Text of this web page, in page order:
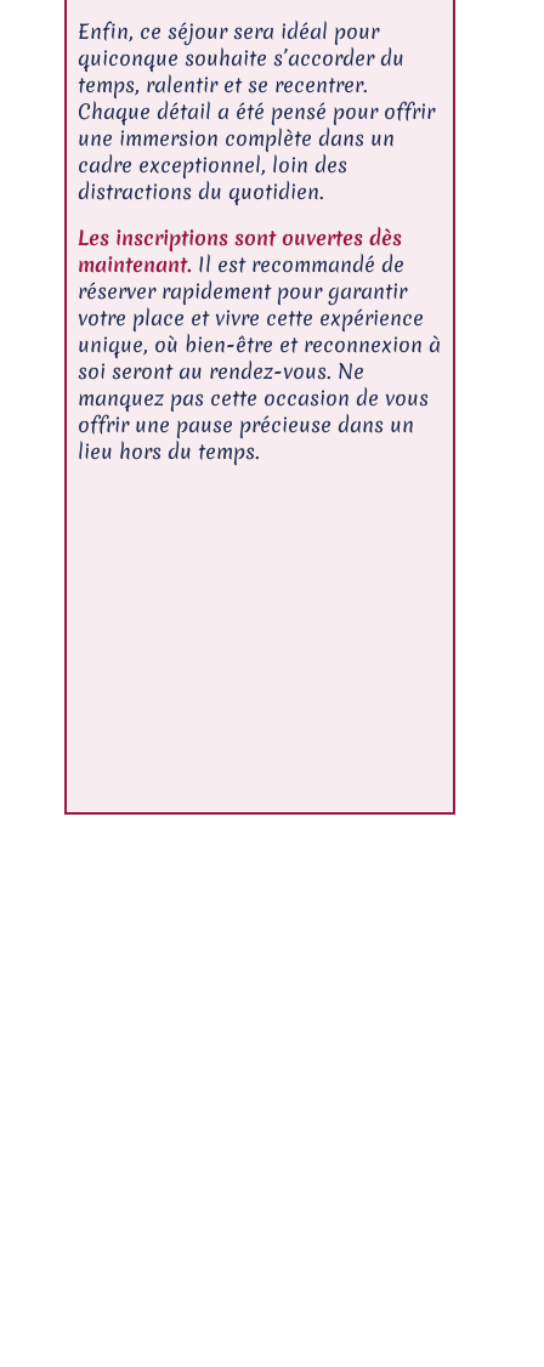
Enfin, ce séjour sera idéal pour
quiconque souhaite s’accorder du
temps, ralentir et se recentrer.
Chaque détail a été pensé pour offrir
une immersion complète dans un
cadre exceptionnel, loin des
distractions du quotidien.
Les inscriptions sont ouvertes dès
maintenant. Il est recommandé de
réserver rapidement pour garantir
votre place et vivre cette expérience
unique, où bien-être et reconnexion à
soi seront au rendez-vous. Ne
manquez pas cette occasion de vous
offrir une pause précieuse dans un
lieu hors du temps.